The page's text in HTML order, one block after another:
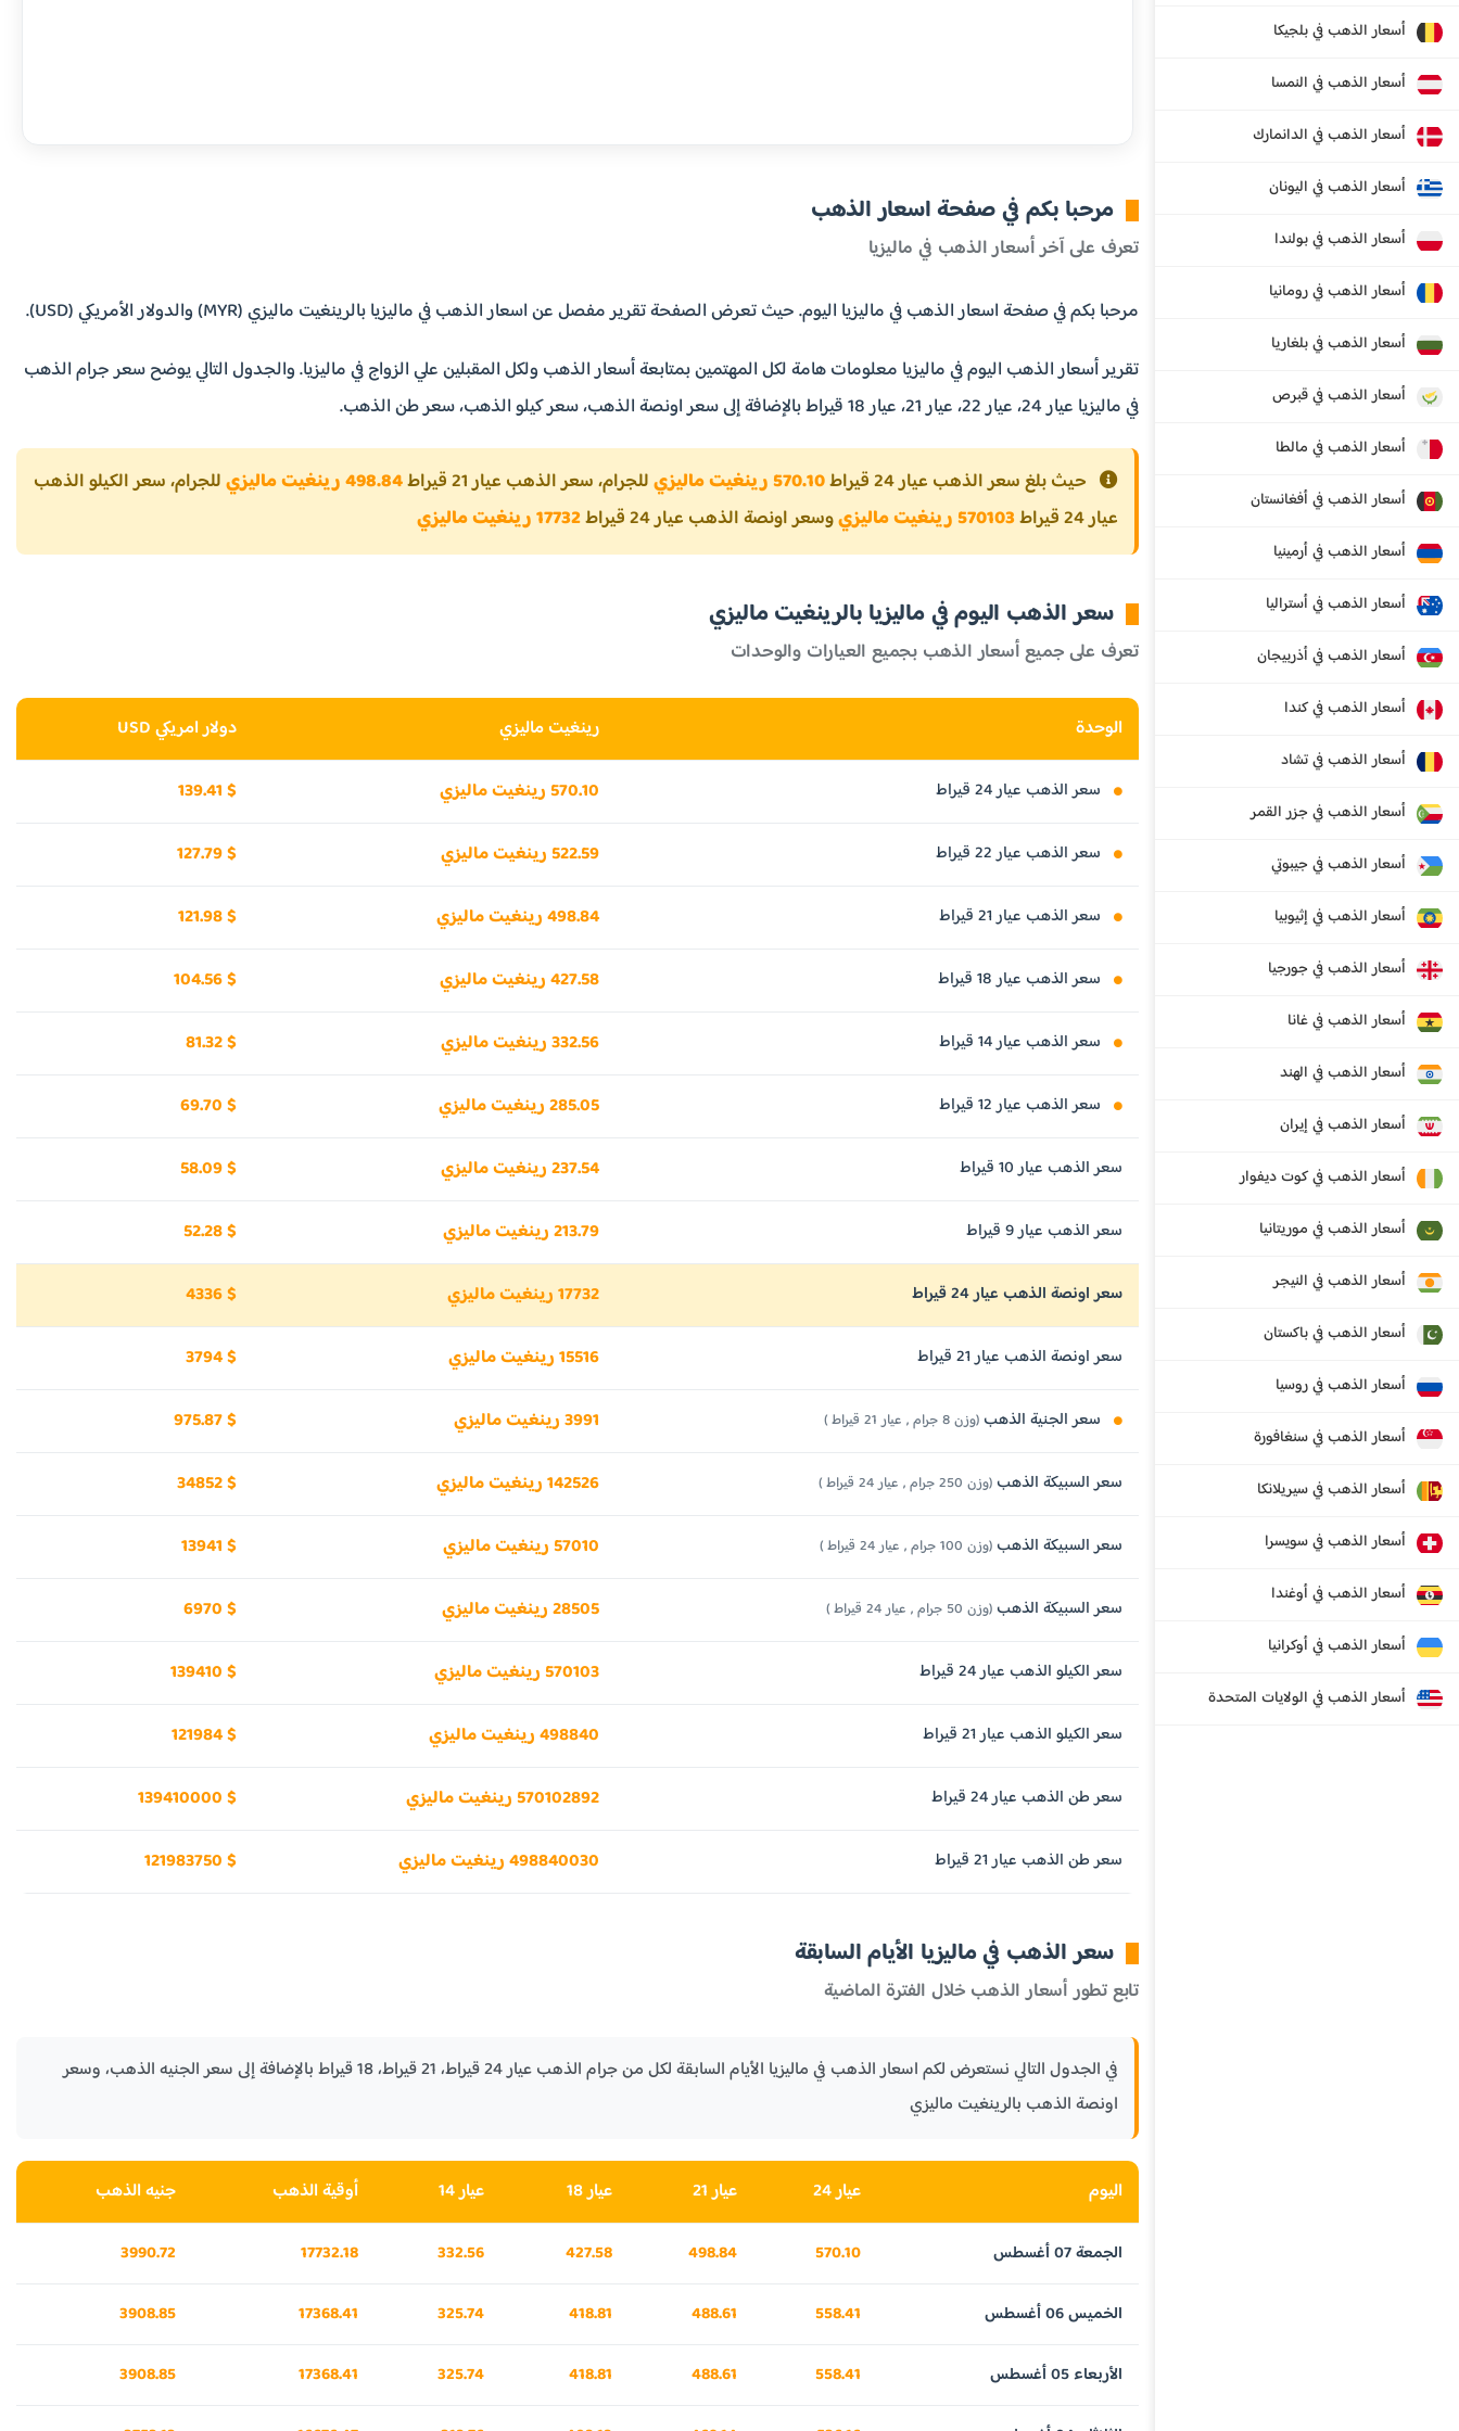
أسعار الذهب في بلجيكا
أسعار الذهب في النمسا
أسعار الذهب في الدانمارك
أسعار الذهب في اليونان
أسعار الذهب في بولندا
أسعار الذهب في رومانيا
أسعار الذهب في بلغاريا
أسعار الذهب في قبرص
أسعار الذهب في مالطا
أسعار الذهب في أفغانستان
أسعار الذهب في أرمينيا
أسعار الذهب في أستراليا
أسعار الذهب في أذربيجان
أسعار الذهب في كندا
أسعار الذهب في تشاد
أسعار الذهب في جزر القمر
أسعار الذهب في جيبوتي
أسعار الذهب في إثيوبيا
أسعار الذهب في جورجيا
أسعار الذهب في غانا
أسعار الذهب في الهند
أسعار الذهب في إيران
أسعار الذهب في كوت ديفوار
أسعار الذهب في موريتانيا
أسعار الذهب في النيجر
أسعار الذهب في باكستان
أسعار الذهب في روسيا
أسعار الذهب في سنغافورة
أسعار الذهب في سيريلانكا
أسعار الذهب في سويسرا
أسعار الذهب في أوغندا
أسعار الذهب في أوكرانيا
أسعار الذهب في الولايات المتحدة
مرحبا بكم في صفحة اسعار الذهب
تعرف على آخر أسعار الذهب في ماليزيا
مرحبا بكم في صفحة اسعار الذهب في ماليزيا اليوم. حيث تعرض الصفحة تقرير مفصل عن اسعار الذهب في ماليزيا بالرينغيت ماليزي (MYR) والدولار الأمريكي (USD).
تقرير أسعار الذهب اليوم في ماليزيا معلومات هامة لكل المهتمين بمتابعة أسعار الذهب ولكل المقبلين علي الزواج في ماليزيا. والجدول التالي يوضح سعر جرام الذهب
في ماليزيا عيار 24، عيار 22، عيار 21، عيار 18 قيراط بالإضافة إلى سعر اونصة الذهب، سعر كيلو الذهب، سعر طن الذهب.
حيث بلغ سعر الذهب عيار 24 قيراط 570.10 رينغيت ماليزي للجرام، سعر الذهب عيار 21 قيراط 498.84 رينغيت ماليزي
للجرام، سعر الكيلو الذهب
عيار 24 قيراط
570103 رينغيت ماليزي وسعر اونصة الذهب عيار 24 قيراط 17732 رينغيت ماليزي
سعر الذهب اليوم في ماليزيا بالرينغيت ماليزي
تعرف على جميع أسعار الذهب بجميع العيارات والوحدات
الوحدة رينغيت ماليزي دولار امريكي USD
سعر الذهب عيار 24 قيراط 570.10 رينغيت ماليزي 139.41 $
سعر الذهب عيار 22 قيراط 522.59 رينغيت ماليزي 127.79 $
سعر الذهب عيار 21 قيراط 498.84 رينغيت ماليزي 121.98 $
سعر الذهب عيار 18 قيراط 427.58 رينغيت ماليزي 104.56 $
سعر الذهب عيار 14 قيراط 332.56 رينغيت ماليزي 81.32 $
سعر الذهب عيار 12 قيراط 285.05 رينغيت ماليزي 69.70 $
سعر الذهب عيار 10 قيراط 237.54 رينغيت ماليزي 58.09 $
سعر الذهب عيار 9 قيراط 213.79 رينغيت ماليزي 52.28 $
سعر اونصة الذهب عيار 24 قيراط 17732 رينغيت ماليزي 4336 $
سعر اونصة الذهب عيار 21 قيراط 15516 رينغيت ماليزي 3794 $
سعر الجنية الذهب (وزن 8 جرام , عيار 21 قيراط ) 3991 رينغيت ماليزي 975.87 $
سعر السبيكة الذهب (وزن 250 جرام , عيار 24 قيراط ) 142526 رينغيت ماليزي 34852 $
سعر السبيكة الذهب (وزن 100 جرام , عيار 24 قيراط ) 57010 رينغيت ماليزي 13941 $
سعر السبيكة الذهب (وزن 50 جرام , عيار 24 قيراط ) 28505 رينغيت ماليزي 6970 $
سعر الكيلو الذهب عيار 24 قيراط 570103 رينغيت ماليزي 139410 $
سعر الكيلو الذهب عيار 21 قيراط 498840 رينغيت ماليزي 121984 $
سعر طن الذهب عيار 24 قيراط 570102892 رينغيت ماليزي 139410000 $
سعر طن الذهب عيار 21 قيراط 498840030 رينغيت ماليزي 121983750 $
سعر الذهب في ماليزيا الأيام السابقة
تابع تطور أسعار الذهب خلال الفترة الماضية
في الجدول التالي نستعرض لكم اسعار الذهب في ماليزيا الأيام السابقة لكل من جرام الذهب عيار 24 قيراط، 21 قيراط، 18 قيراط بالإضافة إلى سعر الجنيه الذهب، وسعر
اونصة الذهب بالرينغيت ماليزي
اليوم عيار 24 عيار 21 عيار 18 عيار 14 أوقية الذهب جنيه الذهب
الجمعة 07 أغسطس 570.10
498.84
427.58
332.56
17732.18
3990.72
الخميس 06 أغسطس 558.41
488.61
418.81
325.74
17368.41
3908.85
الأربعاء 05 أغسطس 558.41
488.61
418.81
325.74
17368.41
3908.85